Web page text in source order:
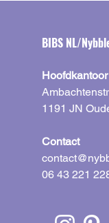
BIBS NL/
Hoofdkantoor
1191 JN
Contact
06 43 221